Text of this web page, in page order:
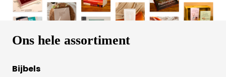
Ons hele assortiment
Bijbels